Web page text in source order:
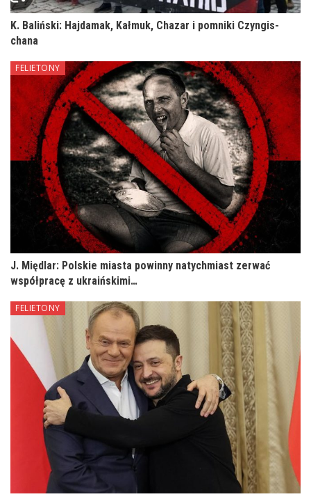
K. Baliński: Hajdamak, Kałmuk, Chazar i pomniki Czyngis-
chana
FELIETONY
J. Międlar: Polskie miasta powinny natychmiast zerwać
współpracę z ukraińskimi…
FELIETONY